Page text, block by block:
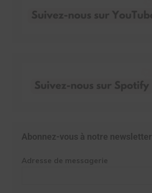
Abonnez-vous à notre newsletter
Adresse de messagerie